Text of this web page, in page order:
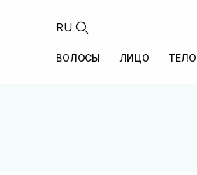
RU
ВОЛОСЫ ЛИЦО ТЕЛО